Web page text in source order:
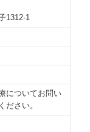
1312-1
についてお問い
ださい。